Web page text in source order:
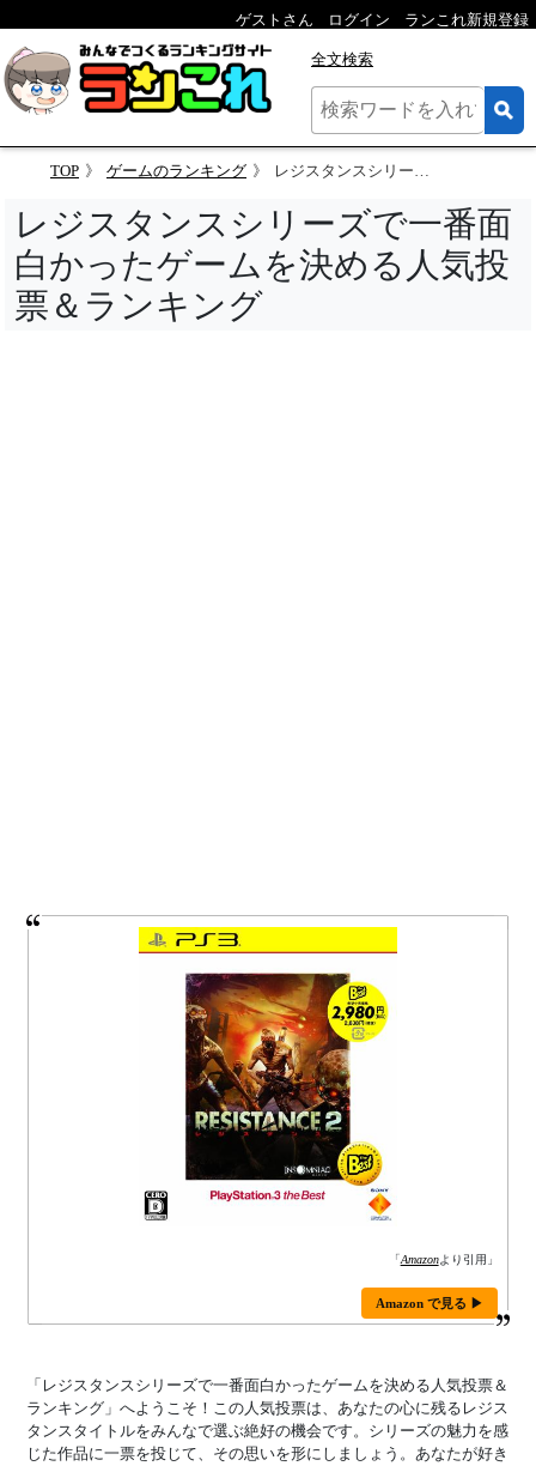
ゲストさん ログイン ランこれ新規登録
全文検索
TOP ゲームのランキング レジスタンスシリーズで一番面白かったゲームを決める人気投票＆ランキング
レジスタンスシリーズで一番面
白かったゲームを決める人気投
票＆ランキング
「Amazonより引用」
Amazon で見る ▶
「レジスタンスシリーズで一番面白かったゲームを決める人気投票＆
ランキング」へようこそ！この人気投票は、あなたの心に残るレジス
タンスタイトルをみんなで選ぶ絶好の機会です。シリーズの魅力を感
じた作品に一票を投じて、その思いを形にしましょう。あなたが好き